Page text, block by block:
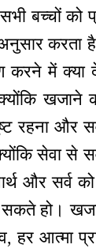
बच्चों को
करता
में क्या
रहना और
सेवा से
और सर्व
सकते हो।
हर आत्मा